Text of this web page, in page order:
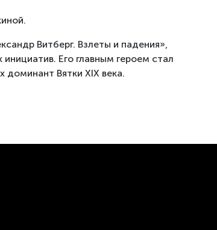
Витберг. Взлеты и падения»,
Его главным героем стал
доминант Вятки XIX века.